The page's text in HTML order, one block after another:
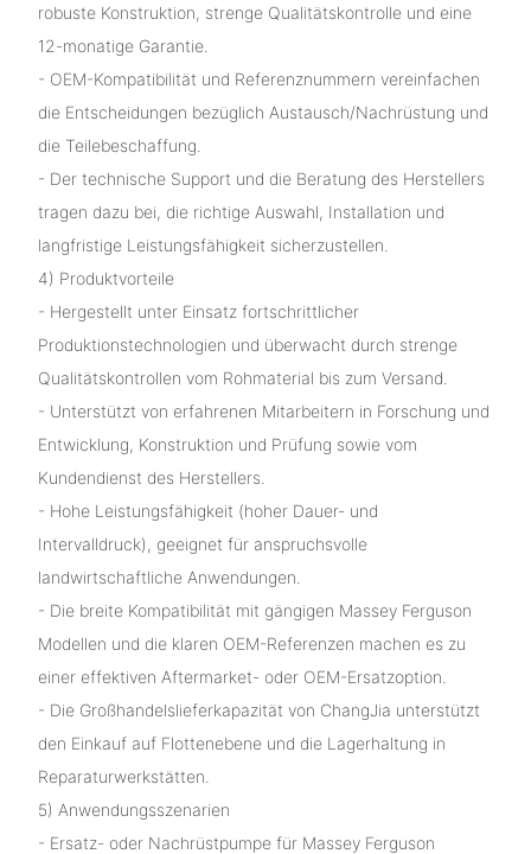
robuste Konstruktion, strenge Qualitätskontrolle und eine
12-monatige Garantie.
- OEM-Kompatibilität und Referenznummern vereinfachen
die Entscheidungen bezüglich Austausch/Nachrüstung und
die Teilebeschaffung.
- Der technische Support und die Beratung des Herstellers
tragen dazu bei, die richtige Auswahl, Installation und
langfristige Leistungsfähigkeit sicherzustellen.
4) Produktvorteile
- Hergestellt unter Einsatz fortschrittlicher
Produktionstechnologien und überwacht durch strenge
Qualitätskontrollen vom Rohmaterial bis zum Versand.
- Unterstützt von erfahrenen Mitarbeitern in Forschung und
Entwicklung, Konstruktion und Prüfung sowie vom
Kundendienst des Herstellers.
- Hohe Leistungsfähigkeit (hoher Dauer- und
Intervalldruck), geeignet für anspruchsvolle
landwirtschaftliche Anwendungen.
- Die breite Kompatibilität mit gängigen Massey Ferguson
Modellen und die klaren OEM-Referenzen machen es zu
einer effektiven Aftermarket- oder OEM-Ersatzoption.
- Die Großhandelslieferkapazität von ChangJia unterstützt
den Einkauf auf Flottenebene und die Lagerhaltung in
Reparaturwerkstätten.
5) Anwendungsszenarien
- Ersatz- oder Nachrüstpumpe für Massey Ferguson